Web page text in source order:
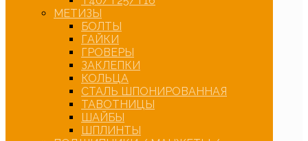
МЕТИЗЫ
БОЛТЫ
ГАЙКИ
ГРОВЕРЫ
ЗАКЛЕПКИ
КОЛЬЦА
СТАЛЬ ШПОНИРОВАННАЯ
ТАВОТНИЦЫ
ШАЙБЫ
ШПЛИНТЫ